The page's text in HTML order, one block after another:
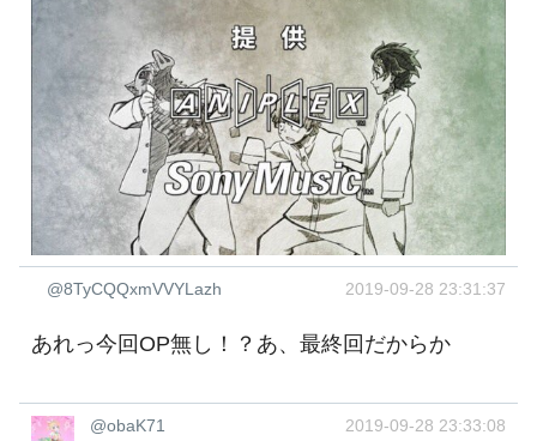
@8TyCQQxmVVYLazh 2019-09-28 23:31:37
あれっ今回OP無し！？あ、最終回だからか
@obaK71 2019-09-28 23:33:08